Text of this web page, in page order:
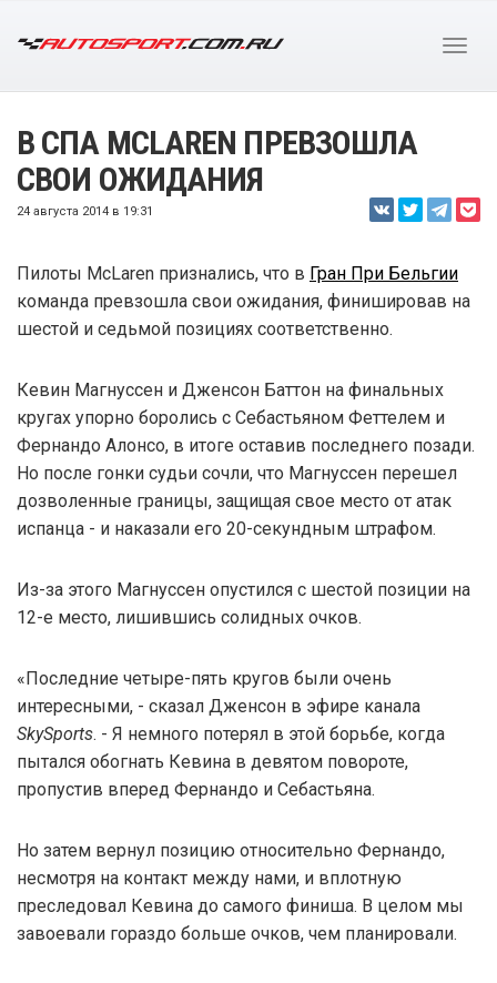
В СПА MCLAREN ПРЕВЗОШЛА
СВОИ ОЖИДАНИЯ
24 августа 2014 в 19:31
Пилоты McLaren признались, что в Гран При Бельгии
команда превзошла свои ожидания, финишировав на
шестой и седьмой позициях соответственно.
Кевин Магнуссен и Дженсон Баттон на финальных
кругах упорно боролись с Себастьяном Феттелем и
Фернандо Алонсо, в итоге оставив последнего позади.
Но после гонки судьи сочли, что Магнуссен перешел
дозволенные границы, защищая свое место от атак
испанца - и наказали его 20-секундным штрафом.
Из-за этого Магнуссен опустился с шестой позиции на
12-е место, лишившись солидных очков.
«Последние четыре-пять кругов были очень
интересными, - сказал Дженсон в эфире канала
SkySports. - Я немного потерял в этой борьбе, когда
пытался обогнать Кевина в девятом повороте,
пропустив вперед Фернандо и Себастьяна.
Но затем вернул позицию относительно Фернандо,
несмотря на контакт между нами, и вплотную
преследовал Кевина до самого финиша. В целом мы
завоевали гораздо больше очков, чем планировали.